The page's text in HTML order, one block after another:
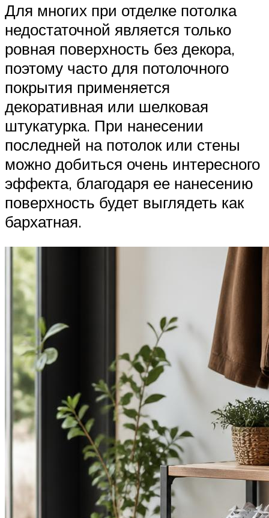
Для многих при отделке потолка
недостаточной является только
ровная поверхность без декора,
поэтому часто для потолочного
покрытия применяется
декоративная или шелковая
штукатурка. При нанесении
последней на потолок или стены
можно добиться очень интересного
эффекта, благодаря ее нанесению
поверхность будет выглядеть как
бархатная.